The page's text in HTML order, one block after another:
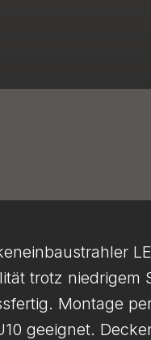
trotz niedrigem
Montage
geeignet.